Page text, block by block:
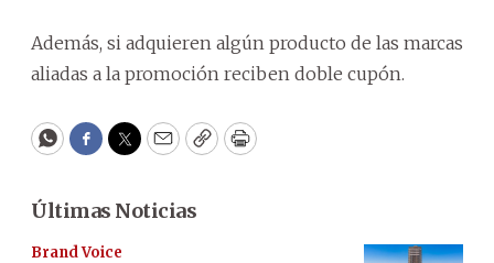
Además, si adquieren algún producto de las marcas
aliadas a la promoción reciben doble cupón.
WhatsApp
Facebook
Twitter
EmailCopyPrint
Últimas Noticias
Brand Voice